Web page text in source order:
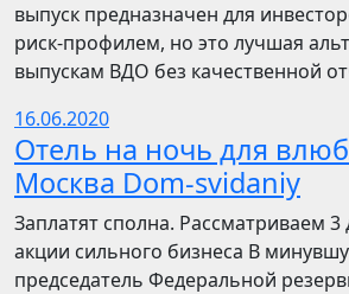
выпуск предназначен для
риск-профилем, но это лучшая
выпускам ВДО без качественной
16.06.2020
Отель на ночь для
Москва Dom-svidaniy
Заплатят сполна. Рассматриваем
акции сильного бизнеса В
председатель Федеральной